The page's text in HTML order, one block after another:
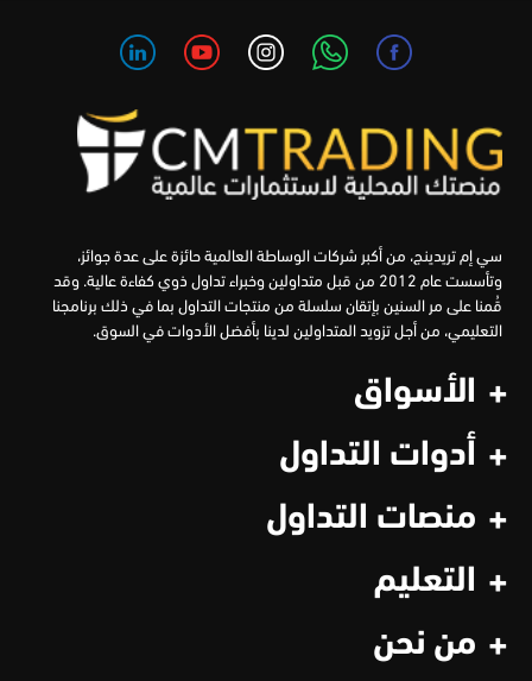
سي إم تريدينج، من أكبر شركات الوساطة العالمية حائزة على عدة جوائز،
وتأسست عام 2012 من قبل متداولين وخبراء تداول ذوي كفاءة عالية. وقد
قُمنا على مر السنين بإتقان سلسلة من منتجات التداول بما في ذلك برنامجنا
التعليمي، من أجل تزويد المتداولين لدينا بأفضل الأدوات في السوق.
الأسواق
أدوات التداول
منصات التداول
التعليم
من نحن